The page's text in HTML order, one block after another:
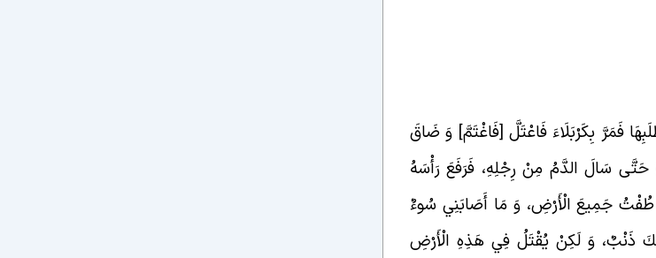
فَمَرَّ بِكَرْبَلَاءَ فَاعْتَلَّ [فَاغْتَمَّ] وَ ضَاقَ
سَالَ الدَّمُ مِنْ رِجْلِهِ، فَرَفَعَ رَأْسَهُ
جَمِيعَ الْأَرْضِ، وَ مَا أَصَابَنِي سُوءٌ
ذَنْبٌ، وَ لَكِنْ يُقْتَلُ فِي هَذِهِ الْأَرْضِ